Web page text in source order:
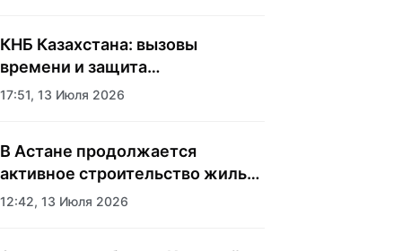
КНБ Казахстана: вызовы
времени и защита
национальных интересов
17:51, 13 Июля 2026
В Астане продолжается
активное строительство жилья
и социальных объектов
12:42, 13 Июля 2026